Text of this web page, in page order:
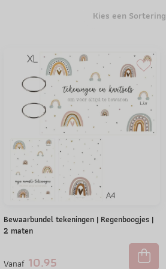
Kies een Sortering
Bewaarbundel tekeningen | Regenboogjes |
2 maten
Vanaf10.95